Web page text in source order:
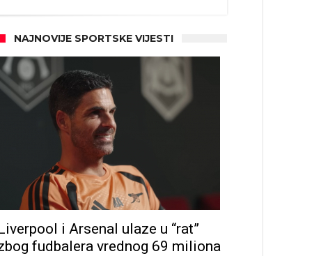
NAJNOVIJE SPORTSKE VIJESTI
i Arsenal ulaze u “rat”
fudbalera vrednog 69 miliona